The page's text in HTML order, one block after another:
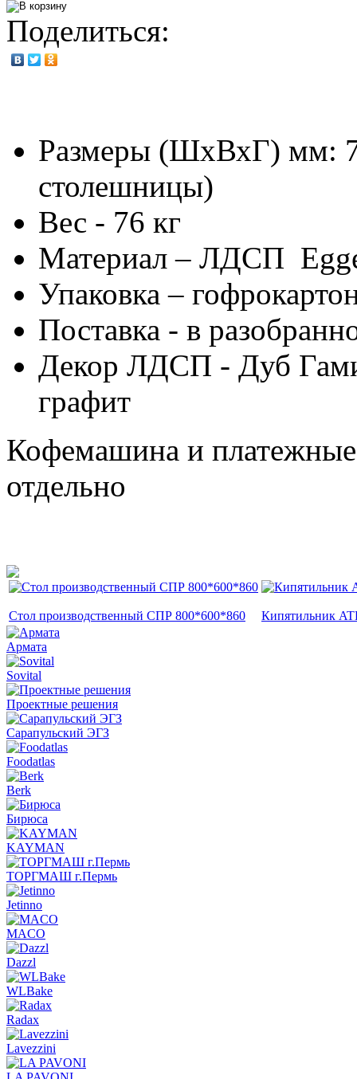
Поделиться:
Размеры (ШхВхГ) мм:
столешницы)
Вес - 76 кг
Материал – ЛДСП
Упаковка –
Поставка - в
Декор ЛДСП - Дуб
графит
Кофемашина и платежные
отдельно
Стол производственный СПР 800*600*860 Кипятильник
Армата
Sovital
Проектные решения
Сарапульский ЭГЗ
Foodatlas
Berk
Бирюса
KAYMAN
ТОРГМАШ г.Пермь
Jetinno
MACO
Dazzl
WLBake
Radax
Lavezzini